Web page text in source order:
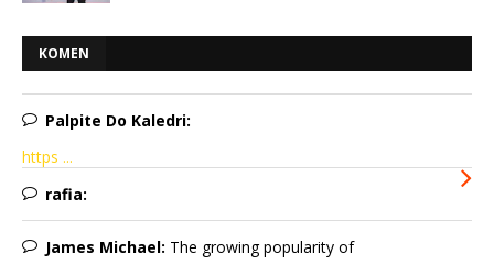
KOMEN
Palpite Do Kaledri:
https ...
rafia:
James Michael: The growing popularity of